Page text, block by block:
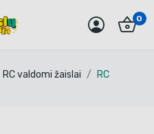
0
RC valdomi žaislai
RC